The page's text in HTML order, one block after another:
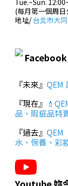
Tue.~Sun.
(每月第一個周日
地址/台北市大
『未來』 QEM
『現在』
品、瑕疵品特
『過去』 QEM
水、保養、彩妝